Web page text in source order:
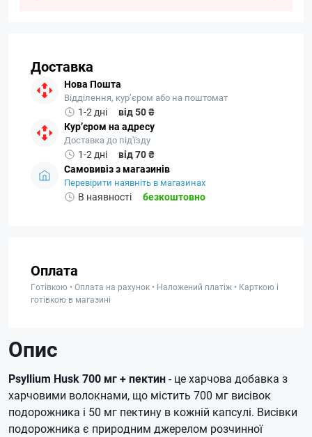
Доставка
Нова Пошта
Відділення, кур’єром або на поштомат
1-2 дні
від 50 ₴
Кур’єром на адресу
Доставка до під'їзду
1-2 дні
від 70 ₴
Самовивіз з магазинів
Перевірити наявніть в магазинах
В наявності безкоштовно
Оплата
Готівкою • Оплата на рахунок • Наложений платіж • Карткою і
готівкою в магазині
Опис
Psyllium Husk 700 мг + пектин- це харчова добавка з
харчовими волокнами, що містить 700 мг висівок
подорожника і 50 мг пектину в кожній капсулі. Висівки
подорожника є природним джерелом розчинної